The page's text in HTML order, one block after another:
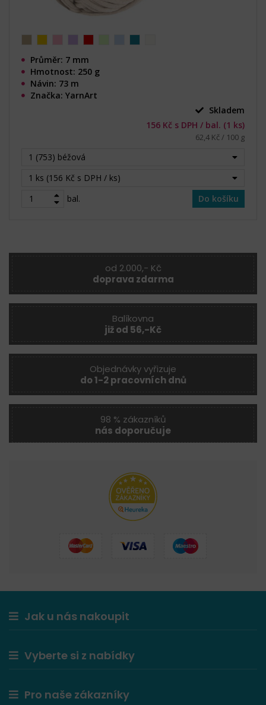
Průměr: 7 mm
Hmotnost: 250 g
Návin: 73 m
Značka: YarnArt
Skladem
156 Kč s DPH / bal. (1 ks)
62,4 Kč / 100 g
1 (753) béžová
1 ks (156 Kč s DPH / ks)
bal.
Do košíku
od 2.000,- Kč
doprava zdarma
Balíkovna
již od 56,-Kč
Objednávky vyřizuje
do 1-2 pracovních dnů
98 % zákazníků
nás doporučuje
Jak u nás nakoupit
Vyberte si z nabídky
Pro naše zákazníky